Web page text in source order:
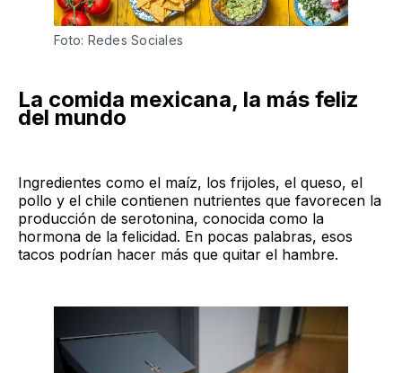
Foto: Redes Sociales
La comida mexicana, la más feliz
del mundo
Ingredientes como el maíz, los frijoles, el queso, el
pollo y el chile contienen nutrientes que favorecen la
producción de serotonina, conocida como la
hormona de la felicidad. En pocas palabras, esos
tacos podrían hacer más que quitar el hambre.